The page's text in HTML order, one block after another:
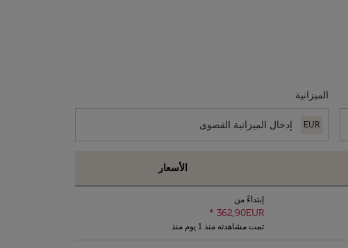
الميزانية
EUR
الأسعار
إبتداءً من
362,90EUR
*
تمت مشاهدته منذ 1 يوم منذ